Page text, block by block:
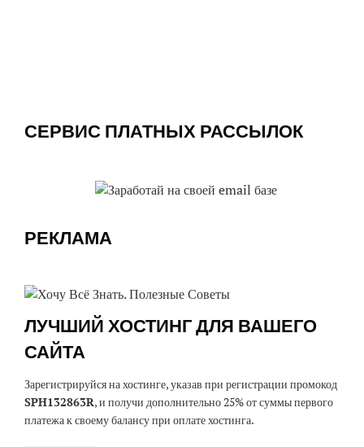
СЕРВИС ПЛАТНЫХ РАССЫЛОК
РЕКЛАМА
ЛУЧШИЙ ХОСТИНГ ДЛЯ ВАШЕГО
САЙТА
Зарегистрируйся на хостинге, указав при регистрации промокод
SPH132863R, и получи дополнительно 25% от суммы первого
платежа к своему балансу при оплате хостинга.